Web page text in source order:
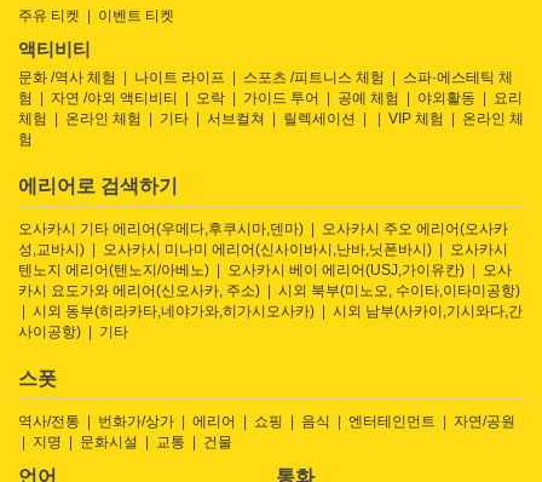
주유 티켓 이벤트 티켓
액티비티
문화 /역사 체험 나이트 라이프 스포츠 /피트니스 체험
스파·에스테틱 체
험
자연 /야외 액티비티 오락 가이드 투어 공예 체험 야외활동
요리
체험
온라인 체험 기타 서브컬쳐 릴렉세이션 VIP 체험
온라인 체
험
에리어로 검색하기
오사카시 기타 에리어(우메다,후쿠시마,덴마)
오사카시 주오 에리어(오사카
성,교바시)
오사카시 미나미 에리어(신사이바시,난바,닛폰바시)
오사카시
텐노지 에리어(텐노지/아베노)
오사카시 베이 에리어(USJ,가이유칸)
오사
카시 요도가와 에리어(신오사카, 주소)
시외 북부(미노오, 수이타,이타미공항)
시외 동부(히라카타,네야가와,히가시오사카)
시외 남부(사카이,기시와다,간
사이공항)
기타
스폿
역사/전통 번화가/상가 에리어 쇼핑 음식 엔터테인먼트
자연/공원
지명
문화시설 교통 건물
언어 통화